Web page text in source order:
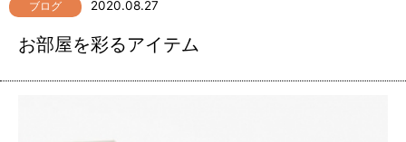
ブログ 2020.08.27
お部屋を彩るアイテム